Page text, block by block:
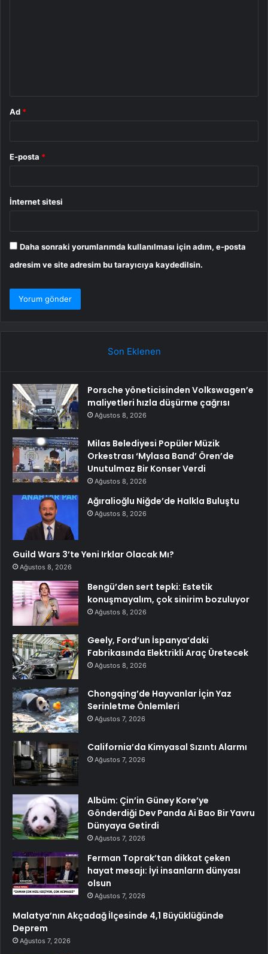
Ad *
E-posta *
İnternet sitesi
Daha sonraki yorumlarımda kullanılması için adım, e-posta
adresim ve site adresim bu tarayıcıya kaydedilsin.
Son Eklenen
Porsche yöneticisinden Volkswagen’e
maliyetleri hızla düşürme çağrısı
Ağustos 8, 2026
Milas Belediyesi Popüler Müzik
Orkestrası ‘Mylasa Band’ Ören’de
Unutulmaz Bir Konser Verdi
Ağustos 8, 2026
Ağıralioğlu Niğde’de Halkla Buluştu
Ağustos 8, 2026
Guild Wars 3’te Yeni Irklar Olacak Mı?
Ağustos 8, 2026
Bengü’den sert tepki: Estetik
konuşmayalım, çok sinirim bozuluyor
Ağustos 8, 2026
Geely, Ford’un İspanya’daki
Fabrikasında Elektrikli Araç Üretecek
Ağustos 8, 2026
Chongqing’de Hayvanlar İçin Yaz
Serinletme Önlemleri
Ağustos 7, 2026
California’da Kimyasal Sızıntı Alarmı
Ağustos 7, 2026
Albüm: Çin’in Güney Kore’ye
Gönderdiği Dev Panda Ai Bao Bir Yavru
Dünyaya Getirdi
Ağustos 7, 2026
Ferman Toprak’tan dikkat çeken
hayat mesajı: İyi insanların dünyası
olsun
Ağustos 7, 2026
Malatya’nın Akçadağ İlçesinde 4,1 Büyüklüğünde
Deprem
Ağustos 7, 2026